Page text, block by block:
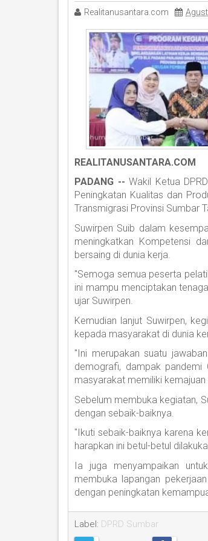
Realitanusantara.com
REALITANUSANTARA.COM
PADANG --Wakil Ketua
Peningkatan Kualitas dan
Transmigrasi Provinsi Sumbar
Suwirpen Suib dalam
meningkatkan Kompetensi
bersaing di dunia kerja.
"Semoga semua peserta
ini mampu menciptakan
ujar Suwirpen.
Kemudian lanjut Suwirpen,
kepada masyarakat di dunia
"Ini merupakan suatu
demografi, dampak pandemi
masyarakat memiliki kemajuan
Sebelum membuka kegiatan,
dengan sebaik-baiknya.
"Ikuti sebaik-baiknya karena
harapkan ini betul-betul
Ia juga menyampaikan
membuka lapangan
dengan peningkatan
Label: DPRD Sumbar